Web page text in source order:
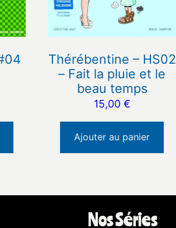
Thérébentine – HS02
– Fait la pluie et le
beau temps
15,00 €
Ajouter au panier
Nos Séries